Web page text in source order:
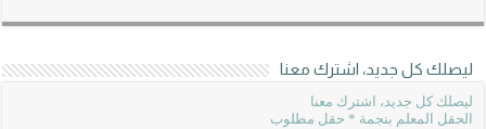
ليصلك كل جديد، اشترك معنا
ليصلك كل جديد، اشترك معنا
الحقل المعلم بنجمة * حقل مطلوب